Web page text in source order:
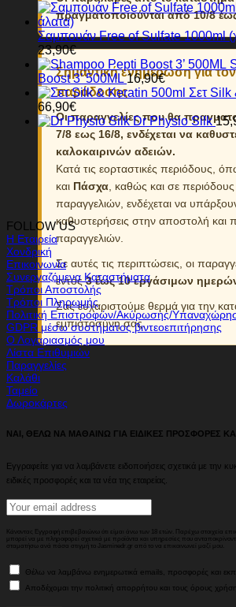
πραγματοποιούνται από 10/8
Σημαντική ενημέρωση για
παράδοσης
Οι παραγγελίες που θα
7/8 εως 16/8, ενδέχεται να
καλοκαιρινών αδειών.
Κατά τις εορταστικές περιόδους,
και Πάσχα , καθώς και σε
παραγγελιών, ενδέχεται να
καθυστερήσεις στην αποστολή
παραγγελιών.
Σε αυτές τις περιπτώσεις, οι
εντός3 έως 10 εργάσιμων
Σας ευχαριστούμε θερμά για την
εμπιστοσύνη σας.
Σαμπουάν Free of Sulfate 1000ml
23,90€
Boost 3’ 500ML 16,90€
Σετ Silk
66,90€
Dr Physio Silk
FOLLOW US
Η Εταιρεία
Χονδρική
Επικοινωνία
Συνεργαζόμενα Καταστήματα
Τρόποι Αποστολής
Τρόποι Πληρωμής
Πολιτική Επιστροφών/Ακύρωσης/
GDPR μέσω συστήματος βιντεοεπιτήρησης
Ο Λογαριασμός μου
Λίστα Επιθυμιών
Παραγγελίες
Καλάθι
Ταμείο
Δωροκάρτες
ΝΑΙ, ΘΕΛΩ ΝΑ ΜΑΘΑΙΝΩ ΓΙΑ ΕΙΔΙΚΕΣ ΠΡΟΣΦΟΡΕΣ
Εγγραφείτε για να λαμβάνετε ειδοποιήσεις σχετικά με την
ειδικές προσφορές και τα νέα της εταιρείας.
Κάνοντας Εγγραφή επιβεβαιώνω ότι είμαι άνω των 18 ετών. Παρέχω στοιχεία
μπορεί να με πληροφορεί σχετικά με προϊόντα και υπηρεσίες που
σταματήσω ανά πάσα στιγμή το Jasminedr.gr από το να επικοινωνεί μαζί μου.
Θέλω να λαμβάνω ενημερωτικά emails, προσφορές και
Αποδέχομαι την πολιτική απορρήτου και τους όρους